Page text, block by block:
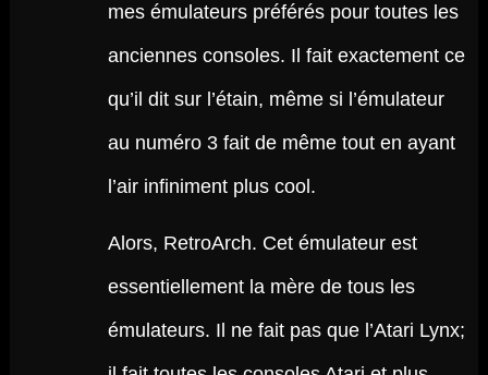
mes émulateurs préférés pour toutes les
anciennes consoles. Il fait exactement ce
qu’il dit sur l’étain, même si l’émulateur
au numéro 3 fait de même tout en ayant
l’air infiniment plus cool.
Alors, RetroArch. Cet émulateur est
essentiellement la mère de tous les
émulateurs. Il ne fait pas que l’Atari Lynx;